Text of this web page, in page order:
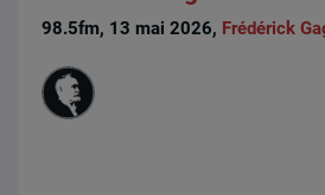
98.5fm, 13 mai 2026, Frédérick